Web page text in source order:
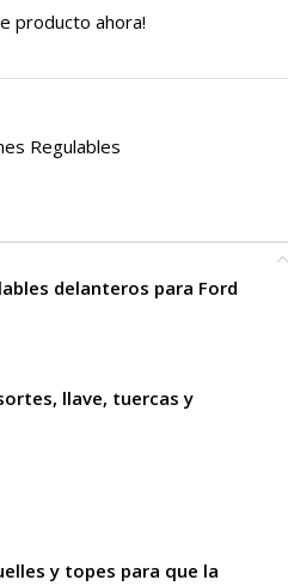
producto ahora!
Regulables
delanteros para Ford
llave, tuercas y
y topes para que la